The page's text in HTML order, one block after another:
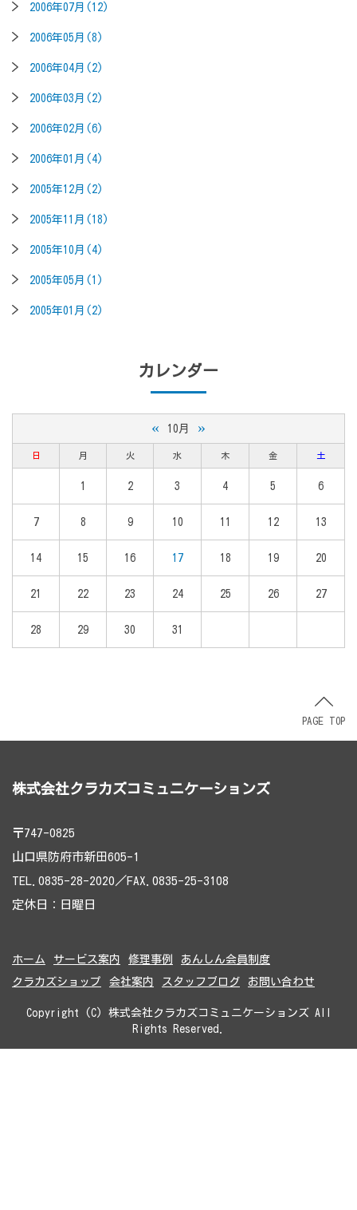
2006年07月(12)
2006年05月(8)
2006年04月(2)
2006年03月(2)
2006年02月(6)
2006年01月(4)
2005年12月(2)
2005年11月(18)
2005年10月(4)
2005年05月(1)
2005年01月(2)
カレンダー
« 10月 »
日 月 火 水 木 金 土
1 2 3 4 5 6
7 8 9 10 11 12 13
14 15 16 17 18 19 20
21 22 23 24 25 26 27
28 29 30 31
PAGE TOP
株式会社クラカズコミュニケーションズ
〒747-0825
山口県防府市新田605-1
TEL.0835-28-2020／FAX.0835-25-3108
定休日：日曜日
ホーム サービス案内 修理事例
あんしん会員制度
クラカズショップ
会社案内 スタッフブログ お問い合わせ
Copyright (C) 株式会社クラカズコミュニケーションズ All
Rights Reserved.